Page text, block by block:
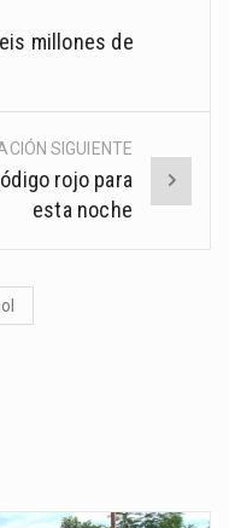
millones de
SIGUIENTE
rojo para
esta noche